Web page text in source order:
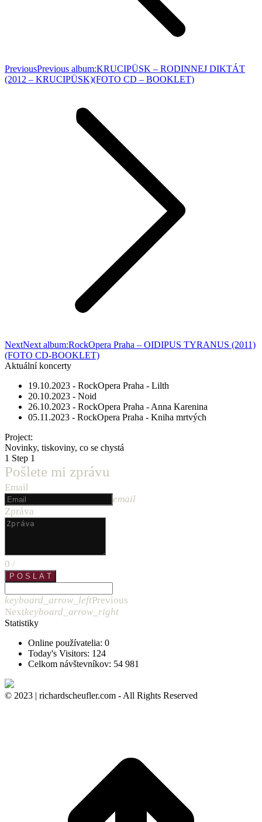
PreviousPrevious album:KRUCIPÜSK – RODINNEJ DIKTÁT
(2012 – KRUCIPÜSK)(FOTO CD – BOOKLET)
NextNext album:RockOpera Praha – OIDIPUS TYRANUS (2011)
(FOTO CD-BOOKLET)
Aktuální koncerty
19.10.2023 - RockOpera Praha - Lilth
20.10.2023 - Noid
26.10.2023 - RockOpera Praha - Anna Karenina
05.11.2023 - RockOpera Praha - Kniha mrtvých
Project:
Novinky, tiskoviny, co se chystá
1 Step 1
Pošlete mi zprávu
Email
email
Zpráva
0 /
P O S L A T
keyboard_arrow_leftPrevious
Nextkeyboard_arrow_right
Statistiky
Online používatelia: 0
Today's Visitors: 124
Celkom návštevníkov: 54 981
© 2023 | richardscheufler.com - All Rights Reserved